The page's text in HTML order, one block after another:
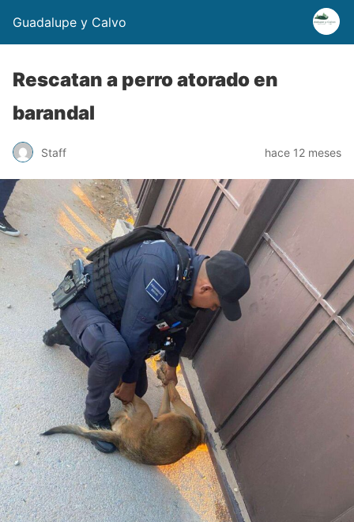
Guadalupe y Calvo
Rescatan a perro atorado en
barandal
Staff hace 12 meses